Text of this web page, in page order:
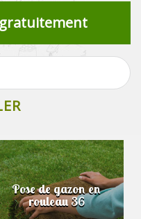
Pose de gazon en
rouleau 36